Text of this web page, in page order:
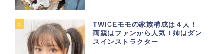
3
TWICEモモの家族構成は４人！
両親はファンから人気！姉はダン
スインストラクター